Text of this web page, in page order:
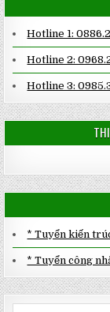
Hotline 1:
Hotline 2:
Hotline 3:
* Tuyển kiến
* Tuyển công